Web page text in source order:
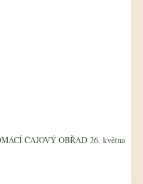
ČAJOVÝ OBŘAD 26. května